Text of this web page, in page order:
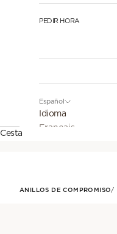
PEDIR HORA
Español
Idioma
Français
Cesta
ANILLOS DE COMPROMISO